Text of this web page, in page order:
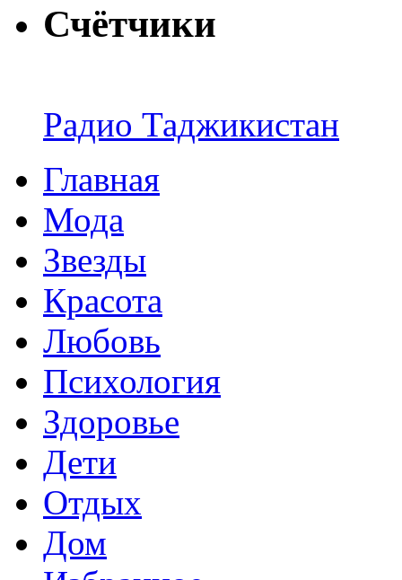
Счётчики
Радио Таджикистан
Главная
Мода
Звезды
Красота
Любовь
Психология
Здоровье
Дети
Отдых
Дом